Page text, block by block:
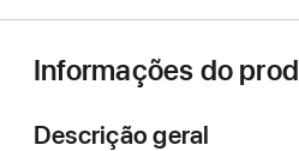
Informações do
Descrição geral